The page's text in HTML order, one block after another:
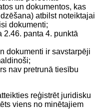
un dokumentos, kas
atbilst noteiktajai
dokumenti;
panta 4. punktā
dokumenti ir savstarpēji
nav pretrunā tiesību
reģistrēt juridisku
viens no minētajiem